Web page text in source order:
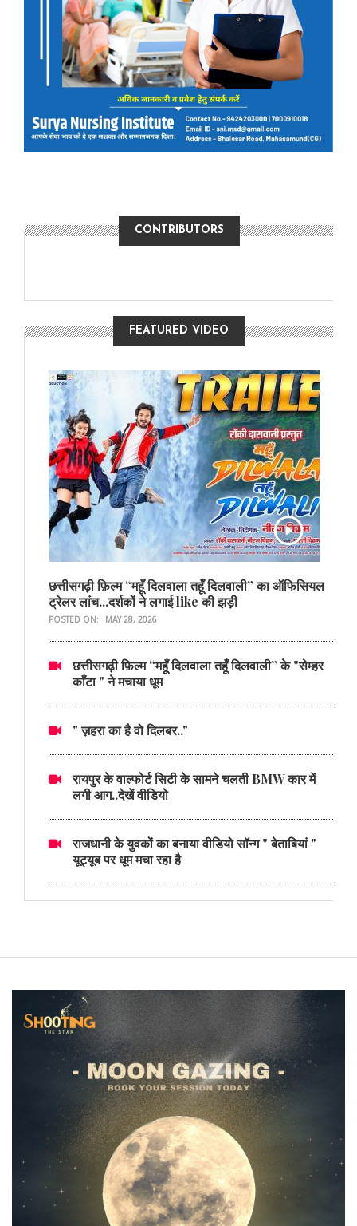
CONTRIBUTORS
FEATURED VIDEO
छत्तीसगढ़ी फ़िल्म “महूँ दिलवाला तहूँ दिलवाली” का ऑफिसियल
ट्रेलर लांच...दर्शकों ने लगाई like की झड़ी
POSTED ON: MAY 28, 2026
छत्तीसगढ़ी फ़िल्म “महूँ दिलवाला तहूँ दिलवाली” के "सेम्हर
काँटा " ने मचाया धूम
" ज़हरा का है वो दिलबर.."
रायपुर के वाल्फोर्ट सिटी के सामने चलती BMW कार में
लगी आग..देखें वीडियो
राजधानी के युवकों का बनाया वीडियो सॉन्ग " बेताबियां "
यूट्यूब पर धूम मचा रहा है